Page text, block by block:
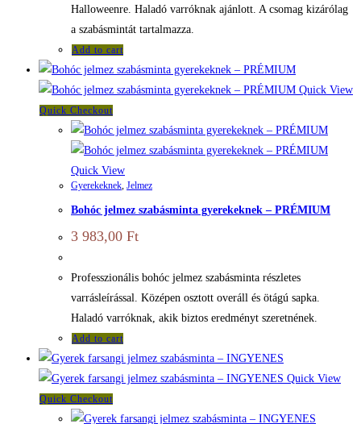
Halloweenre. Haladó varróknak ajánlott. A csomag kizárólag
a szabásmintát tartalmazza.
Add to cart
Quick View
Quick Checkout
Quick View
Gyerekeknek, Jelmez
Bohóc jelmez szabásminta gyerekeknek – PRÉMIUM
3 983,00 Ft
Professzionális bohóc jelmez szabásminta részletes
varrásleírással. Középen osztott overáll és ötágú sapka.
Haladó varróknak, akik biztos eredményt szeretnének.
Add to cart
Quick View
Quick Checkout